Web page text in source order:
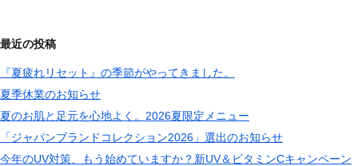
最近の投稿
『夏疲れリセット』の季節がやってきました。
夏季休業のお知らせ
夏のお肌と足元を心地よく。2026夏限定メニュー
「ジャパンブランドコレクション2026」選出のお知らせ
今年のUV対策、もう始めていますか？新UV＆ビタミンCキャンペーン